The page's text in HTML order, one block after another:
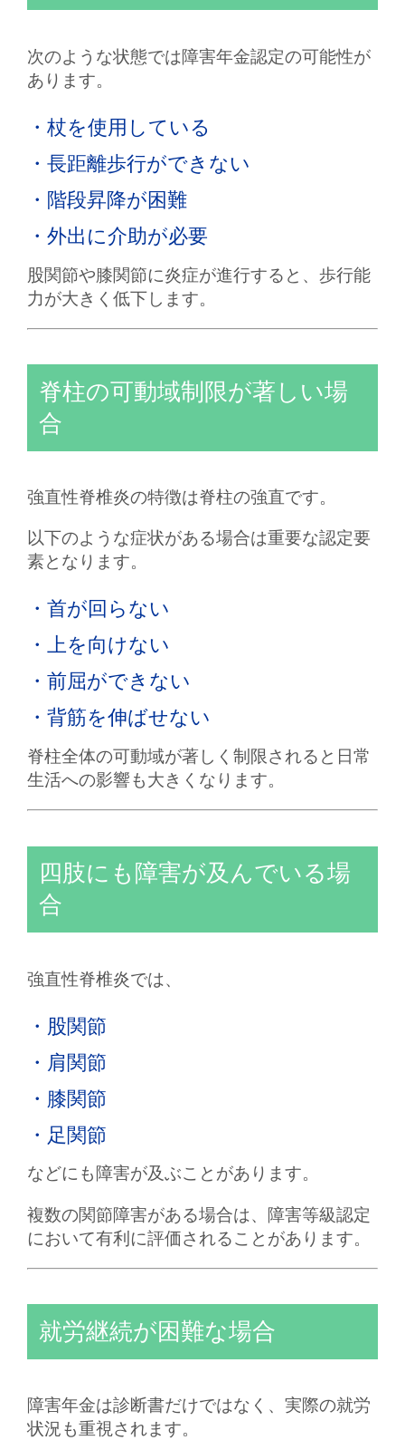
次のような状態では障害年金認定の可能性が
あります。
・杖を使用している
・長距離歩行ができない
・階段昇降が困難
・外出に介助が必要
股関節や膝関節に炎症が進行すると、歩行能
力が大きく低下します。
脊柱の可動域制限が著しい場
合
強直性脊椎炎の特徴は脊柱の強直です。
以下のような症状がある場合は重要な認定要
素となります。
・首が回らない
・上を向けない
・前屈ができない
・背筋を伸ばせない
脊柱全体の可動域が著しく制限されると日常
生活への影響も大きくなります。
四肢にも障害が及んでいる場
合
強直性脊椎炎では、
・股関節
・肩関節
・膝関節
・足関節
などにも障害が及ぶことがあります。
複数の関節障害がある場合は、障害等級認定
において有利に評価されることがあります。
就労継続が困難な場合
障害年金は診断書だけではなく、実際の就労
状況も重視されます。